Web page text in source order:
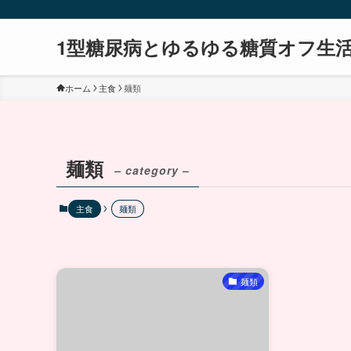
1型糖尿病とゆるゆる糖質オフ生
ホーム 主食 麺類
麺類 – category –
主食 麺類
麺類